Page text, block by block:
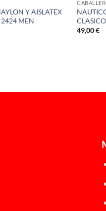
Y AISLATEX
MEN
49,00€